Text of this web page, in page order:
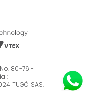
Tugó S.A.S
80-76 -
TUGÓ SAS.